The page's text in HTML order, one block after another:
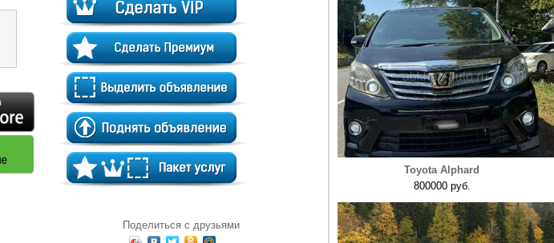
Поделиться с друзьями
Toyota Alphard
800000 руб.